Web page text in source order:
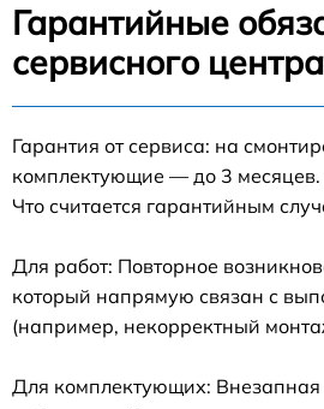
Гарантийные
сервисного
Гарантия от сервиса: на
комплектующие — до 3 месяцев.
Что считается гарантийным
Для работ: Повторное
который напрямую связан с
(например, некорректный
Для комплектующих: Внезапная